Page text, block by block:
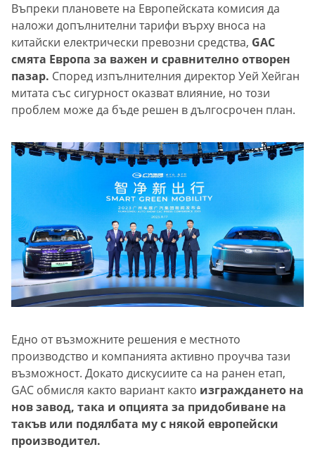
Въпреки плановете на Европейската комисия да
наложи допълнителни тарифи върху вноса на
китайски електрически превозни средства, GAC
смята Европа за важен и сравнително отворен
пазар. Според изпълнителния директор Уей Хейган
митата със сигурност оказват влияние, но този
проблем може да бъде решен в дългосрочен план.
Едно от възможните решения е местното
производство и компанията активно проучва тази
възможност. Докато дискусиите са на ранен етап,
GAC обмисля както вариант както изграждането на
нов завод, така и опцията за придобиване на
такъв или подялбата му с някой европейски
производител.